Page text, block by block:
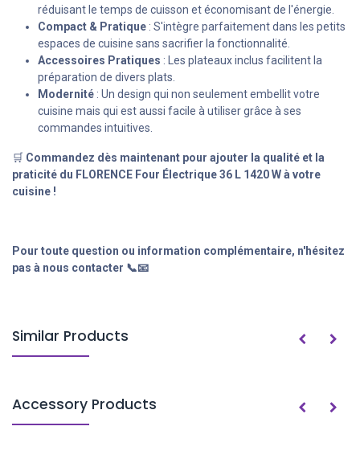
réduisant le temps de cuisson et économisant de l'énergie.
Compact & Pratique : S'intègre parfaitement dans les petits
espaces de cuisine sans sacrifier la fonctionnalité.
Accessoires Pratiques : Les plateaux inclus facilitent la
préparation de divers plats.
Modernité : Un design qui non seulement embellit votre
cuisine mais qui est aussi facile à utiliser grâce à ses
commandes intuitives.
🛒 Commandez dès maintenant pour ajouter la qualité et la
praticité du FLORENCE Four Électrique 36 L 1420 W à votre
cuisine !
Pour toute question ou information complémentaire, n'hésitez
pas à nous contacter 📞📧
Similar Products
Accessory Products